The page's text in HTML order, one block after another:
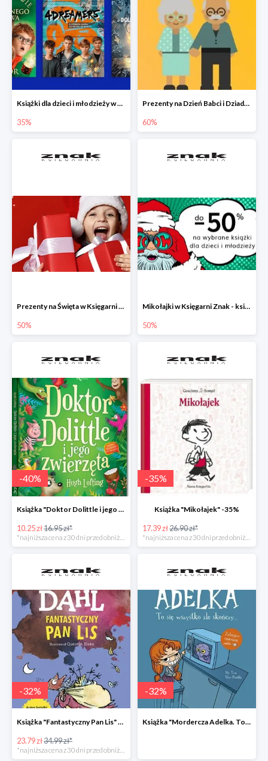
Książki dla dzieci i młodzieży w Księgarni Znak do -35%
35%
Prezenty na Dzień Babci i Dziadka w Księgarni Znak do -60%
60%
Prezenty na Święta w Księgarni Znak -50%
50%
Mikołajki w Księgarni Znak - książki dla dzieci i młodzieży do -50%
50%
-40%
Książka "Doktor Dolittle i jego zwierzęta" -40%
10.25 zł16.95 zł*
*najniższa cena z 30 dni przed obniżką
-35%
Książka "Mikołajek" -35%
17.39 zł26.90 zł*
*najniższa cena z 30 dni przed obniżką
-32%
Książka "Fantastyczny Pan Lis" -32%
23.79 zł34.99 zł*
-32%
Książka "Mordercza Adelka. To się wszystko źle skończy" -32%